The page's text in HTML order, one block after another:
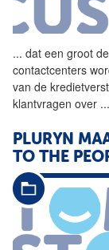
... dat een groot
contactcenters
van de
klantvragen over ...
PLURYN
TO THE